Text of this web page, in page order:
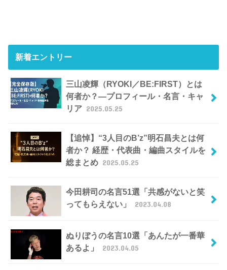
新着エントリー
三山凌輝（RYOKI／BE:FIRST）とは
何者か？―プロフィール・名言・キャ
リア 2025.05.25
【追悼】“3人目のB’z”明石昌夫とは何
者か？ 経歴・代表曲・編曲スタイルを
総まとめ 2025.05.25
今田耕司の名言51選「共感がないと笑
ってもらえない」
2023.04.08
ぬりぼうの名言10選「あんたが一番華
あるよ」
2023.04.05